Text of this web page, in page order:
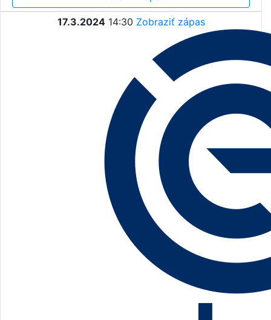
17.3.2024 14:30 Zobraziť zápas